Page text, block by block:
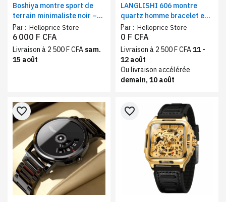
Boshiya montre sport de
terrain minimaliste noir –
affichage jour/date
étanche 40 mm, bracelet
vert militaire
Par : Helloprice Store
6 000 F CFA
Livraison à 2 500 F CFA sam.
15 août
LANGLISHI 606 montre
quartz homme bracelet en
acier inoxydable – design
minimaliste, look classique
et tendance argenté
Par : Helloprice Store
0 F CFA
Livraison à 2 500 F CFA11 -
12 août
Ou livraison accélérée
demain, 10 août
favorite_border favorite_border